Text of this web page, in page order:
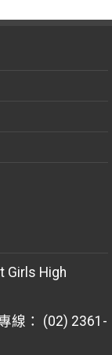
Girls High
： (02) 2361-